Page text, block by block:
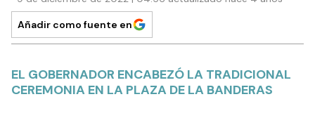
Añadir como fuente en
EL GOBERNADOR ENCABEZÓ LA TRADICIONAL
CEREMONIA EN LA PLAZA DE LA BANDERAS